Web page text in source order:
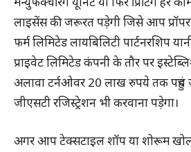
लाइसेंस की जरूरत पड़ेगी जिसे आप
फर्म लिमिटेड लायबिलिटी पार्टनरशिप
प्राइवेट लिमिटेड कंपनी के तौर पर
अलावा टर्नओवर 20 लाख रुपये तक पहुंच
जीएसटी रजिस्ट्रेशन भी करवाना पड़ेगा।
अगर आप टेक्सटाइल शॉप या शोरूम